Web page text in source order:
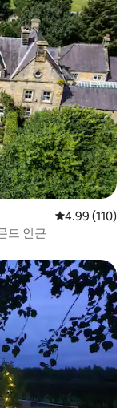
평점 4.99점(5
4.99 (110)
드 인근